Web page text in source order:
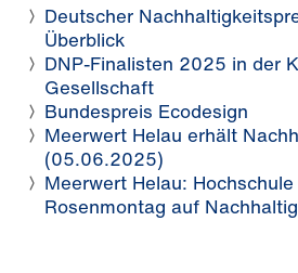
Deutscher
Überblick
DNP-Finalisten 2025 in der
Gesellschaft
Bundespreis Ecodesign
Meerwert Helau erhält
(05.06.2025)
Meerwert Helau:
Rosenmontag auf